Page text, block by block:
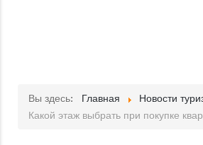
Вы здесь: Главная
Новости
Какой этаж выбрать при покупке